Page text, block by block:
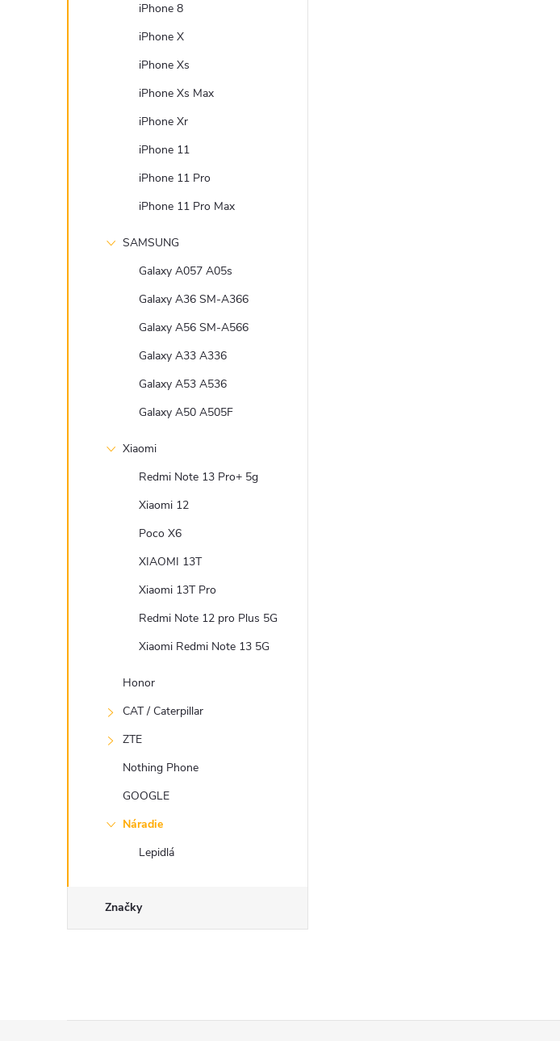
iPhone 8
iPhone X
iPhone Xs
iPhone Xs Max
iPhone Xr
iPhone 11
iPhone 11 Pro
iPhone 11 Pro Max
SAMSUNG
Galaxy A057 A05s
Galaxy A36 SM-A366
Galaxy A56 SM-A566
Galaxy A33 A336
Galaxy A53 A536
Galaxy A50 A505F
Xiaomi
Redmi Note 13 Pro+ 5g
Xiaomi 12
Poco X6
XIAOMI 13T
Xiaomi 13T Pro
Redmi Note 12 pro Plus 5G
Xiaomi Redmi Note 13 5G
Honor
CAT / Caterpillar
ZTE
Nothing Phone
GOOGLE
Náradie
Lepidlá
Značky